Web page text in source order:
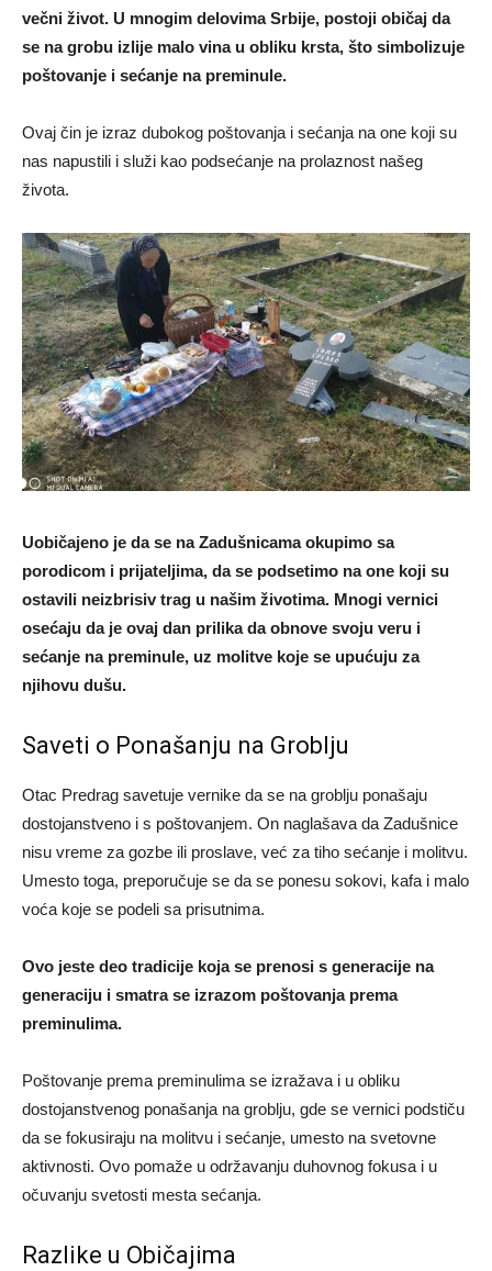
večni život. U mnogim delovima Srbije, postoji običaj da
se na grobu izlije malo vina u obliku krsta, što simbolizuje
poštovanje i sećanje na preminule.
Ovaj čin je izraz dubokog poštovanja i sećanja na one koji su
nas napustili i služi kao podsećanje na prolaznost našeg
života.
Uobičajeno je da se na Zadušnicama okupimo sa
porodicom i prijateljima, da se podsetimo na one koji su
ostavili neizbrisiv trag u našim životima. Mnogi vernici
osećaju da je ovaj dan prilika da obnove svoju veru i
sećanje na preminule, uz molitve koje se upućuju za
njihovu dušu.
Saveti o Ponašanju na Groblju
Otac Predrag savetuje vernike da se na groblju ponašaju
dostojanstveno i s poštovanjem. On naglašava da Zadušnice
nisu vreme za gozbe ili proslave, već za tiho sećanje i molitvu.
Umesto toga, preporučuje se da se ponesu sokovi, kafa i malo
voća koje se podeli sa prisutnima.
Ovo jeste deo tradicije koja se prenosi s generacije na
generaciju i smatra se izrazom poštovanja prema
preminulima.
Poštovanje prema preminulima se izražava i u obliku
dostojanstvenog ponašanja na groblju, gde se vernici podstiču
da se fokusiraju na molitvu i sećanje, umesto na svetovne
aktivnosti. Ovo pomaže u održavanju duhovnog fokusa i u
očuvanju svetosti mesta sećanja.
Razlike u Običajima